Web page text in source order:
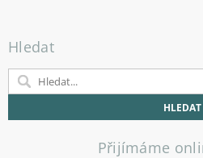
Hledat
Přijímáme